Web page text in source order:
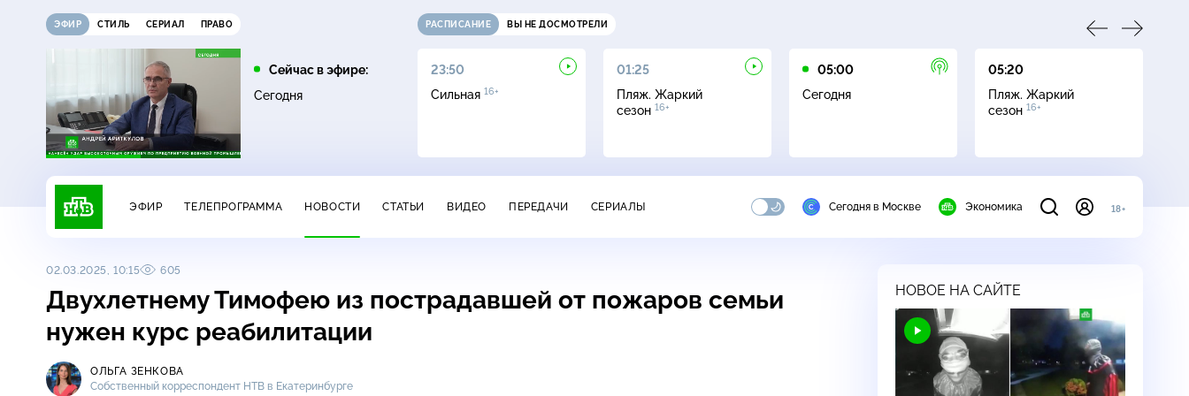
ЭФИР СТИЛЬ СЕРИАЛ ПРАВО
Сейчас в эфире:
Сегодня
РАСПИСАНИЕ ВЫ НЕ ДОСМОТРЕЛИ
Невский. Чужой среди
чужих16+
23:00
Дачный ответ
23:50
Сильная 16+
01:25
Пляж. Жаркий
сезон 16+
05:00
Сегодня
05:20
Пляж. Жаркий
сезон 16+
ЭФИР ТЕЛЕПРОГРАММА НОВОСТИ СТАТЬИ ВИДЕО ПЕРЕДАЧИ СЕРИАЛЫ Сегодня в Москве Экономика 18+
02.03.2025, 10:15 605
Двухлетнему Тимофею из пострадавшей от пожаров семьи
нужен курс реабилитации
ОЛЬГА ЗЕНКОВА
Собственный корреспондент НТВ в Екатеринбурге
НОВОЕ НА САЙТЕ